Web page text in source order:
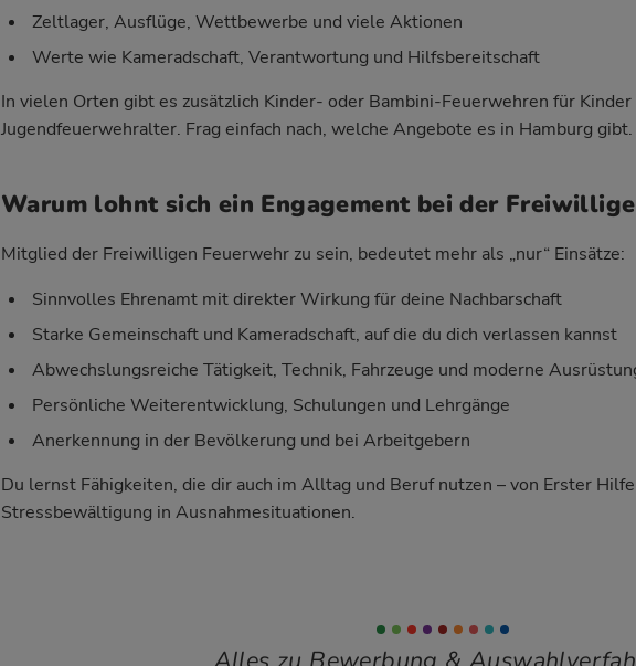
Zeltlager, Ausflüge, Wettbewerbe und viele Aktionen
Werte wie Kameradschaft, Verantwortung und Hilfsbereitschaft
In vielen Orten gibt es zusätzlich Kinder- oder Bambini-Feuerwehren für
Jugendfeuerwehralter. Frag einfach nach, welche Angebote es in Hamburg gibt.
Warum lohnt sich ein Engagement bei der
Mitglied der Freiwilligen Feuerwehr zu sein, bedeutet mehr als „nur“ Einsätze:
Sinnvolles Ehrenamt mit direkter Wirkung für deine Nachbarschaft
Starke Gemeinschaft und Kameradschaft, auf die du dich verlassen kannst
Abwechslungsreiche Tätigkeit, Technik, Fahrzeuge und moderne
Persönliche Weiterentwicklung, Schulungen und Lehrgänge
Anerkennung in der Bevölkerung und bei Arbeitgebern
Du lernst Fähigkeiten, die dir auch im Alltag und Beruf nutzen – von Erster
Stressbewältigung in Ausnahmesituationen.